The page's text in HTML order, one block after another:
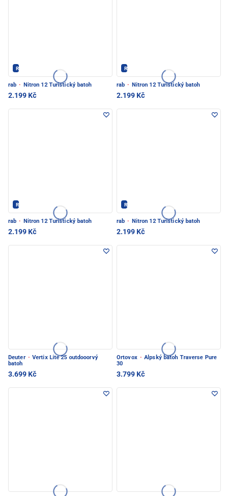
Rab - PEC POD SNĚŽKOU
rab · Nitron 12 Turistický batoh
2.199 Kč
Rab - PEC POD SNĚŽKOU
rab · Nitron 12 Turistický batoh
2.199 Kč
Rab - PEC POD SNĚŽKOU
rab · Nitron 12 Turistický batoh
2.199 Kč
Rab - PEC POD SNĚŽKOU
rab · Nitron 12 Turistický batoh
2.199 Kč
Deuter · Vertix Lite 25 outdooorvý
batoh
3.699 Kč
Ortovox · Alpský batoh Traverse Pure
30
3.799 Kč